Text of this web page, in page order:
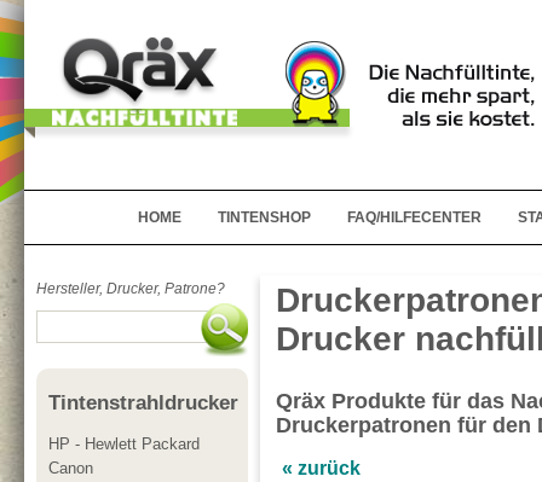
HOME TINTENSHOP FAQ/HILFECENTER
Hersteller, Drucker, Patrone?
Tintenstrahldrucker
HP - Hewlett Packard
Canon
Drucker
Qräx Produkte für das
Druckerpatronen für den
« zurück